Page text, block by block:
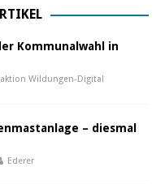
Kommunalwahl in
Wildungen-Digital
– diesmal
Ederer